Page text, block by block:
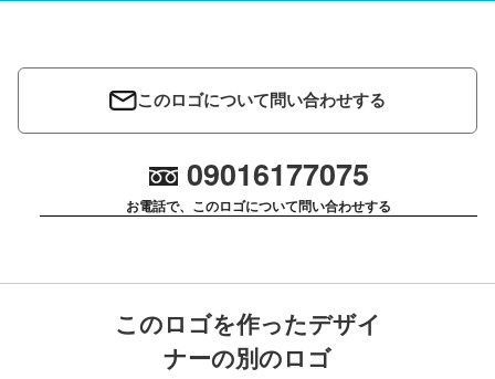
このロゴについて問い合わせする
09016177075
お電話で、このロゴについて問い合わせする
このロゴを作ったデザイ
ナーの別のロゴ